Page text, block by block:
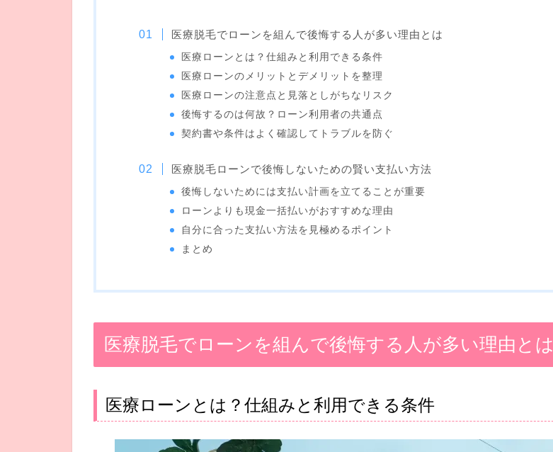
医療脱毛でローンを組んで後悔する人が多い理由とは
医療ローンとは？仕組みと利用できる条件
医療ローンのメリットとデメリットを整理
医療ローンの注意点と見落としがちなリスク
後悔するのは何故？ローン利用者の共通点
契約書や条件はよく確認してトラブルを防ぐ
医療脱毛ローンで後悔しないための賢い支払い方法
後悔しないためには支払い計画を立てることが重要
ローンよりも現金一括払いがおすすめな理由
自分に合った支払い方法を見極めるポイント
まとめ
医療脱毛でローンを組んで後悔する人が多い理由とは
医療ローンとは？仕組みと利用できる条件